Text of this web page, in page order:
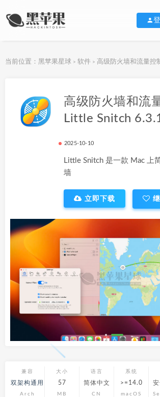
当前位置： 黑苹果星球 > 软件 > 高级防火墙和流量控
高级防火墙和流
Little Snitch
2025-10-10
Little Snitch 是一款 Mac 上
墙
立即下载
兼容
双架构通用
Arch
大小
57
MB
语言
简体中文
CN
系统
>=14.0
macOS